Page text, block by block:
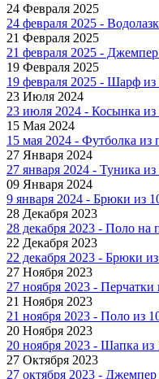
24 Февраля 2025
24 февраля 2025 -
21 Февраля 2025
21 февраля 2025 -
19 Февраля 2025
19 февраля 2025 - Шарф
23 Июля 2024
23 июля 2024 - Косынка
15 Мая 2024
15 мая 2024 - Футболка
27 Января 2024
27 января 2024 - Туника
09 Января 2024
9 января 2024 - Брюки из
28 Декабря 2023
28 декабря 2023 - Поло
22 Декабря 2023
22 декабря 2023 - Брюки
27 Ноября 2023
27 ноября 2023 -
21 Ноября 2023
21 ноября 2023 - Поло из
20 Ноября 2023
20 ноября 2023 - Шапка
27 Октября 2023
27 октября 2023 -